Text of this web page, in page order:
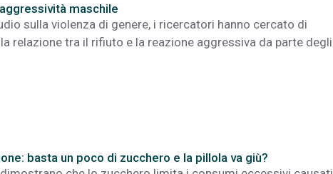
maschile
sulla violenza di genere, i ricercatori hanno cercato di
relazione tra il rifiuto e la reazione aggressiva da parte degli
basta un poco di zucchero e la pillola va giù?